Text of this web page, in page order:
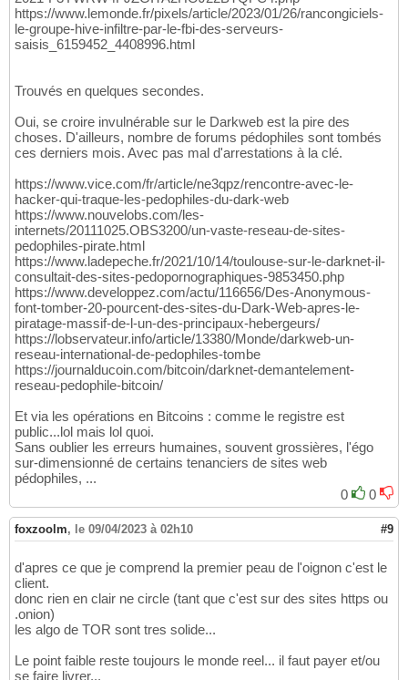
https://www.lemonde.fr/pixels/article/2023/01/26/rancongiciels-
le-groupe-hive-infiltre-par-le-fbi-des-serveurs-
saisis_6159452_4408996.html
Trouvés en quelques secondes.
Oui, se croire invulnérable sur le Darkweb est la pire des
choses. D'ailleurs, nombre de forums pédophiles sont tombés
ces derniers mois. Avec pas mal d'arrestations à la clé.
https://www.vice.com/fr/article/ne3qpz/rencontre-avec-le-
hacker-qui-traque-les-pedophiles-du-dark-web
https://www.nouvelobs.com/les-
internets/20111025.OBS3200/un-vaste-reseau-de-sites-
pedophiles-pirate.html
https://www.ladepeche.fr/2021/10/14/toulouse-sur-le-darknet-il-
consultait-des-sites-pedopornographiques-9853450.php
https://www.developpez.com/actu/116656/Des-Anonymous-
font-tomber-20-pourcent-des-sites-du-Dark-Web-apres-le-
piratage-massif-de-l-un-des-principaux-hebergeurs/
https://lobservateur.info/article/13380/Monde/darkweb-un-
reseau-international-de-pedophiles-tombe
https://journalducoin.com/bitcoin/darknet-demantelement-
reseau-pedophile-bitcoin/
Et via les opérations en Bitcoins : comme le registre est
public...lol mais lol quoi.
Sans oublier les erreurs humaines, souvent grossières, l'égo
sur-dimensionné de certains tenanciers de sites web
pédophiles, ...
0
0
foxzoolm, le 09/04/2023 à 02h10 #9
d'apres ce que je comprend la premier peau de l'oignon c'est le
client.
donc rien en clair ne circle (tant que c'est sur des sites https ou
.onion)
les algo de TOR sont tres solide...
Le point faible reste toujours le monde reel... il faut payer et/ou
se faire livrer...